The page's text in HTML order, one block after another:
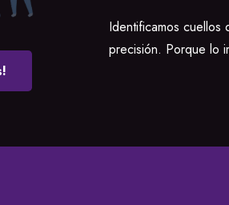
Identificamos
precisión. Porque lo